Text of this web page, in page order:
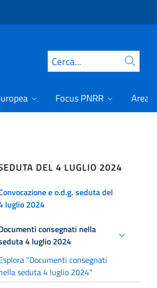
Cerca
Focus PNRR Area
DEL 4 LUGLIO 2024
e o.d.g. seduta del
luglio 2024
consegnati nella
4 luglio 2024
"Documenti consegnati
seduta 4 luglio 2024"